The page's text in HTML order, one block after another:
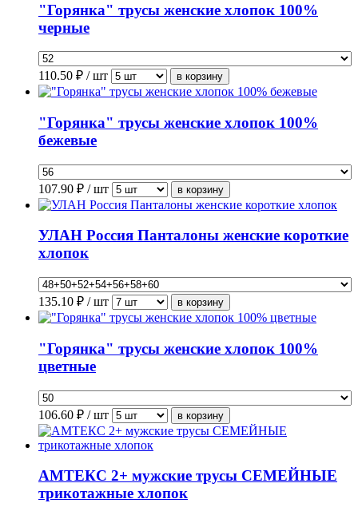
"Горянка" трусы женские хлопок 100%
черные
110.50 ₽ / шт
"Горянка" трусы женские хлопок 100%
бежевые
107.90 ₽ / шт
УЛАН Россия Панталоны женские короткие
хлопок
135.10 ₽ / шт
"Горянка" трусы женские хлопок 100%
цветные
106.60 ₽ / шт
АМТЕКС 2+ мужские трусы СЕМЕЙНЫЕ
трикотажные хлопок